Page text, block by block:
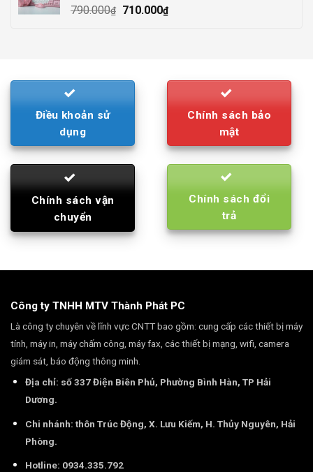
790.000₫
Original
710.000₫Current
Điều khoản sử
dụng
Chính sách bảo
mật
Chính sách vận
chuyển
Chính sách đổi
trả
Công ty TNHH MTV Thành Phát PC
Là công ty chuyên về lĩnh vực CNTT bao gồm: cung cấp các thiết bị máy
tính, máy in, máy chấm công, máy fax, các thiết bị mạng, wifi, camera
giám sát, báo động thông minh.
Địa chỉ: số 337 Điện Biên Phủ, Phường Bình Hàn, TP Hải
Dương.
Chi nhánh: thôn Trúc Động, X. Lưu Kiếm, H. Thủy Nguyên, Hải
Phòng.
Hotline: 0934.335.792